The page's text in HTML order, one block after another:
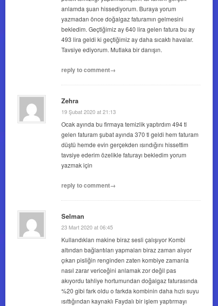
anlamda şuan hissediyorum. Buraya yorum
yazmadan önce doğalgaz faturamın gelmesini
bekledim. Geçtiğimiz ay 640 lira gelen fatura bu ay
493 lira geldi ki geçtiğimiz ay daha sıcaktı havalar.
Tavsiye ediyorum. Mutlaka bir danışın.
reply to comment→
Zehra
19 Şubat 2020 at 21:13
Ocak ayında bu firmaya temizlik yaptırdım 494 tl
gelen faturam şubat ayında 370 tl geldi hem faturam
düştü hemde evin gerçekden ısındığını hissettim
tavsiye ederim özelikle faturayı bekledim yorum
yazmak için
reply to comment→
Selman
23 Mart 2020 at 06:45
Kullandıkları makine biraz sesli çalışıyor Kombi
altından bağlantıları yapmaları biraz zaman alıyor
çıkan pisliğin renginden zaten kombiye zamanla
nasıl zarar vericeğini anlamak zor değil pas
akıyordu tahliye hortumundan doğalgaz faturasında
%20 gibi fark oldu o farkda kombinin daha hızlı suyu
ısıttığından kaynaklı Faydalı bir işlem yaptırmayı